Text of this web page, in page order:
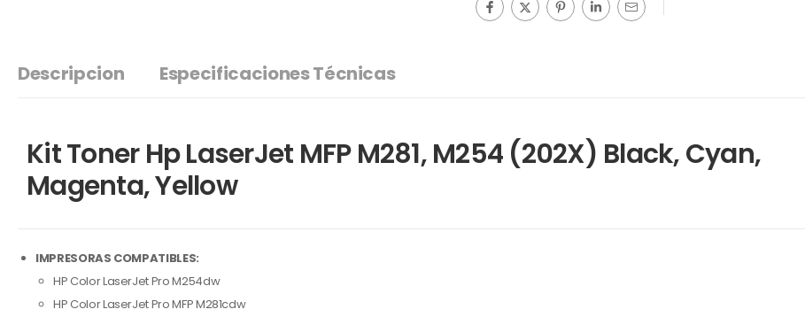
Descripcion Especificaciones Técnicas
Kit Toner Hp LaserJet MFP M281, M254 (202X) Black, Cyan,
Magenta, Yellow
IMPRESORAS COMPATIBLES:
HP Color LaserJet Pro M254dw
HP Color LaserJet Pro MFP M281cdw